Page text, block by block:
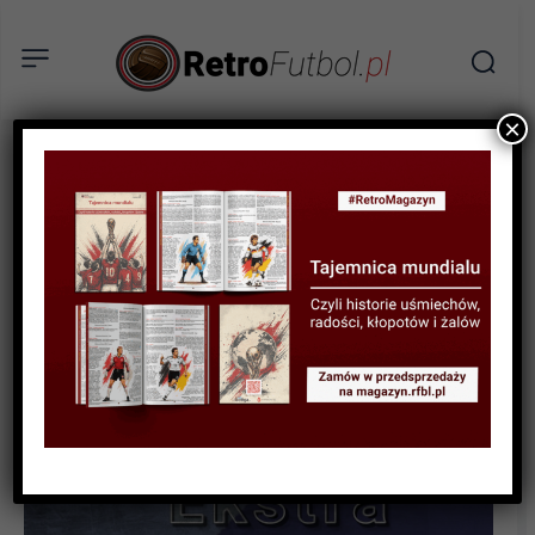
WYWIAD
Wywiad: Michał Jeziorny
×